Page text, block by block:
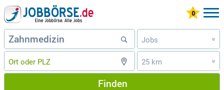
Jobs »
25 km »
Finden